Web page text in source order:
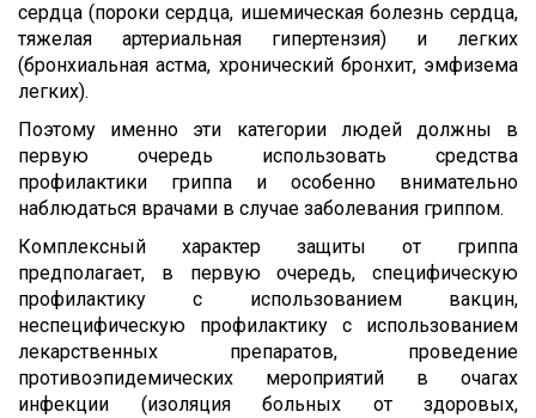
сердца (пороки сердца, ишемическая болезнь сердца,
тяжелая артериальная гипертензия) и легких
(бронхиальная астма, хронический бронхит, эмфизема
легких).
Поэтому именно эти категории людей должны в
первую очередь использовать средства
профилактики гриппа и особенно внимательно
наблюдаться врачами в случае заболевания гриппом.
Комплексный характер защиты от гриппа
предполагает, в первую очередь, специфическую
профилактику с использованием вакцин,
неспецифическую профилактику с использованием
лекарственных препаратов, проведение
противоэпидемических мероприятий в очагах
инфекции (изоляция больных от здоровых,